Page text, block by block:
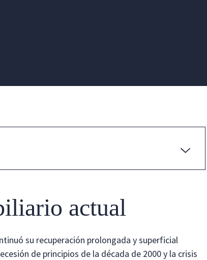
actual
su recuperación prolongada y superficial
de principios de la década de 2000 y la crisis